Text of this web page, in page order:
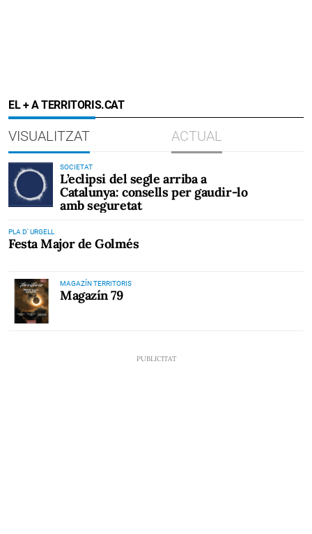
EL + A TERRITORIS.CAT
VISUALITZAT ACTUAL
SOCIETAT
L’eclipsi del segle arriba a
Catalunya: consells per gaudir-lo
amb seguretat
PLA D' URGELL
Festa Major de Golmés
MAGAZÍN TERRITORIS
Magazín 79